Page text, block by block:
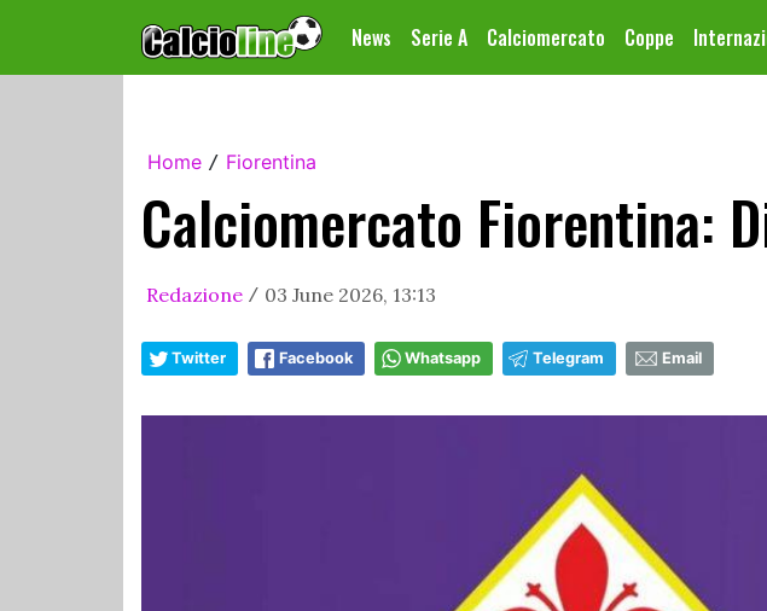
News Serie A Calciomercato Coppe
Home / Fiorentina
Calciomercato Fiorentina:
Redazione / 03 June 2026, 13:13
Twitter Facebook Whatsapp Telegram Email